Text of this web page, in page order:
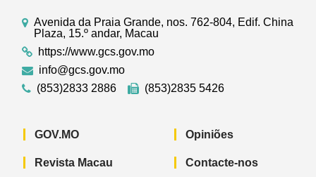
Avenida da Praia Grande, nos. 762-804, Edif. China
Plaza, 15.º andar, Macau
https://www.gcs.gov.mo
info@gcs.gov.mo
(853)2833 2886
(853)2835 5426
GOV.MO
Revista Macau
Opiniões
Contacte-nos